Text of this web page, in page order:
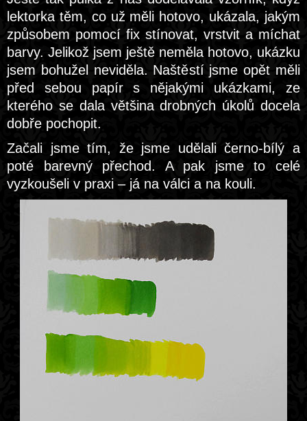
lektorka těm, co už měli hotovo, ukázala, jakým
způsobem pomocí fix stínovat, vrstvit a míchat
barvy. Jelikož jsem ještě neměla hotovo, ukázku
jsem bohužel neviděla. Naštěstí jsme opět měli
před sebou papír s nějakými ukázkami, ze
kterého se dala většina drobných úkolů docela
dobře pochopit.
Začali jsme tím, že jsme udělali černo-bílý a
poté barevný přechod. A pak jsme to celé
vyzkoušeli v praxi – já na válci a na kouli.